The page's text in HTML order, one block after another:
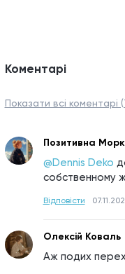
Коментарі
Показати всі коментарі
Позитивна
@Dennis Deko
собственному
Відповісти
Олексій Коваль
Аж подих